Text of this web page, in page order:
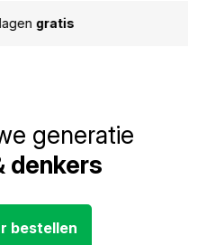
generatie
denkers
bestellen